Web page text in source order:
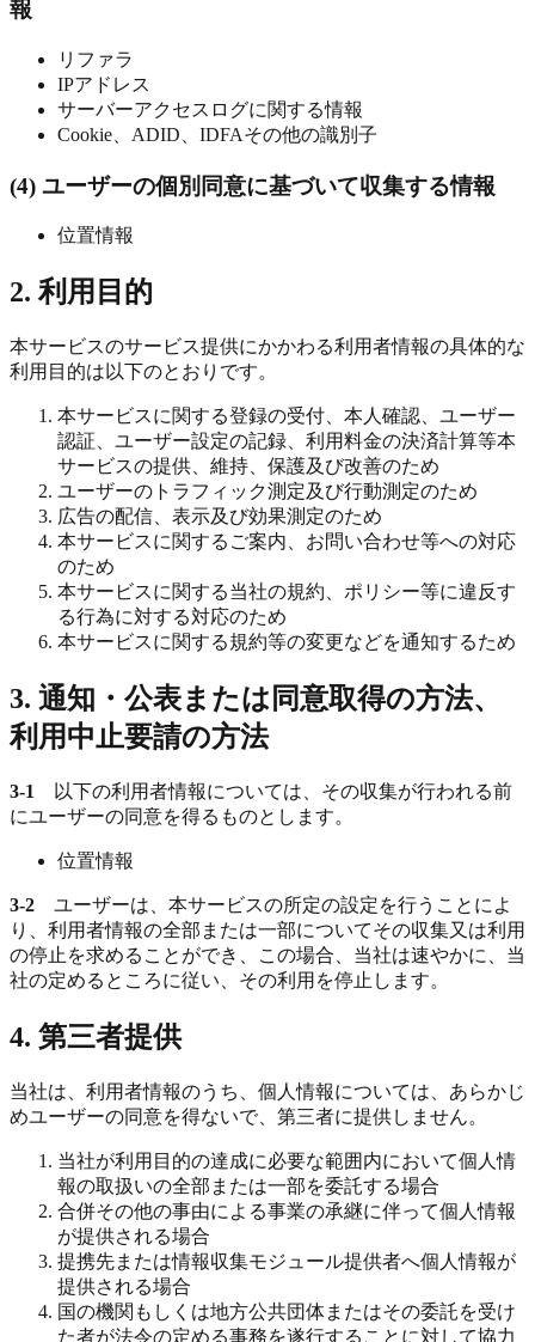
報
リファラ
IPアドレス
サーバーアクセスログに関する情報
Cookie、ADID、IDFAその他の識別子
(4) ユーザーの個別同意に基づいて収集する情報
位置情報
2. 利用目的
本サービスのサービス提供にかかわる利用者情報の具体的な
利用目的は以下のとおりです。
本サービスに関する登録の受付、本人確認、ユーザー
認証、ユーザー設定の記録、利用料金の決済計算等本
サービスの提供、維持、保護及び改善のため
ユーザーのトラフィック測定及び行動測定のため
広告の配信、表示及び効果測定のため
本サービスに関するご案内、お問い合わせ等への対応
のため
本サービスに関する当社の規約、ポリシー等に違反す
る行為に対する対応のため
本サービスに関する規約等の変更などを通知するため
3. 通知・公表または同意取得の方法、
利用中止要請の方法
3-1
以下の利用者情報については、その収集が行われる前
にユーザーの同意を得るものとします。
位置情報
3-2 ユーザーは、本サービスの所定の設定を行うことによ
り、利用者情報の全部または一部についてその収集又は利用
の停止を求めることができ、この場合、当社は速やかに、当
社の定めるところに従い、その利用を停止します。
4. 第三者提供
当社は、利用者情報のうち、個人情報については、あらかじ
めユーザーの同意を得ないで、第三者に提供しません。
当社が利用目的の達成に必要な範囲内において個人情
報の取扱いの全部または一部を委託する場合
合併その他の事由による事業の承継に伴って個人情報
が提供される場合
提携先または情報収集モジュール提供者へ個人情報が
提供される場合
国の機関もしくは地方公共団体またはその委託を受け
た者が法令の定める事務を遂行することに対して協力